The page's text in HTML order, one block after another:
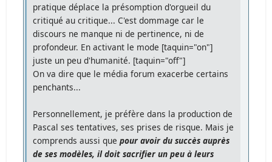
pratique déplace la présomption d'orgueil du
critiqué au critique... C'est dommage car le
discours ne manque ni de pertinence, ni de
profondeur. En activant le mode [taquin="on"]
juste un peu d'humanité. [taquin="off"]
On va dire que le média forum exacerbe certains
penchants...
Personnellement, je préfère dans la production de
Pascal ses tentatives, ses prises de risque. Mais je
comprends aussi quepour avoir du succès auprès
de ses modèles, il doit sacrifier un peu à leurs